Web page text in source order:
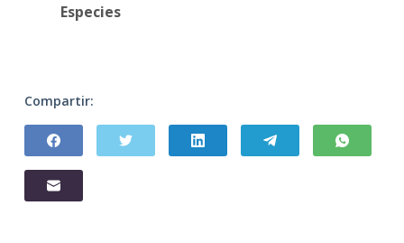
Especies
Compartir: